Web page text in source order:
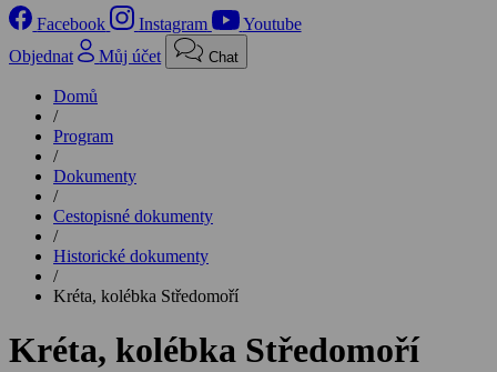
Facebook Instagram
Youtube
Objednat
Můj účet Chat
Domů
/
Program
/
Dokumenty
/
Cestopisné dokumenty
/
Historické dokumenty
/
Kréta, kolébka Středomoří
Kréta, kolébka Středomoří